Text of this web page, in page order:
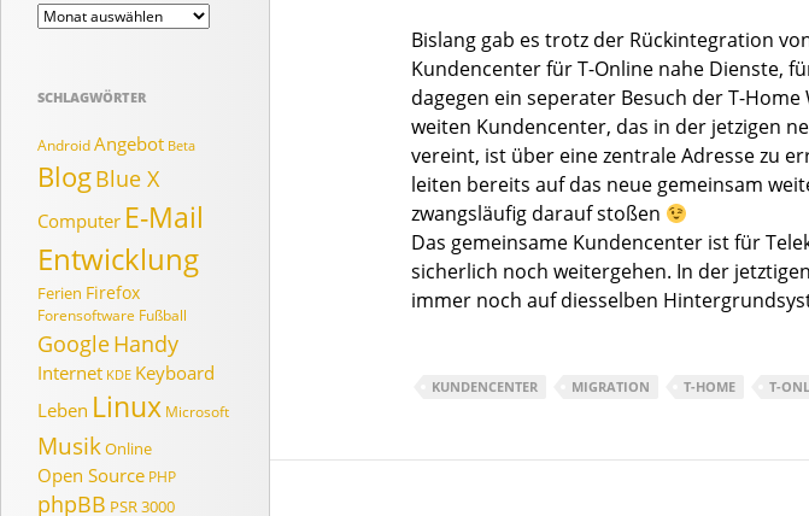
Bislang gab es trotz der Rückintegration
Kundencenter für T-Online nahe Dienste,
dagegen ein seperater Besuch der T-
weiten Kundencenter, das in der jetzigen
vereint, ist über eine zentrale Adresse zu
leiten bereits auf das neue gemeinsam
zwangsläufig darauf stoßen
Das gemeinsame Kundencenter ist für
sicherlich noch weitergehen. In der
immer noch auf diesselben
KUNDENCENTER MIGRATION T-HOME T-
Beiträge
im
SCHLAGWÖRTER
Android Angebot Beta
BlogBlue X
Computer E-Mail
Entwicklung
Ferien Firefox
Forensoftware Fußball
GoogleHandy
Internet KDE Keyboard
Leben Linux Microsoft
MusikOnline
Open Source PHP
phpBB PSR 3000